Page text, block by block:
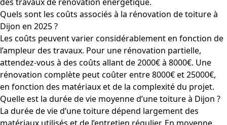
Quels sont les coûts associés à la rénovation de toiture à
Dijon en 2025 ?
Les coûts peuvent varier considérablement en fonction de
l’ampleur des travaux. Pour une rénovation partielle,
attendez-vous à des coûts allant de 2000€ à 8000€. Une
rénovation complète peut coûter entre 8000€ et 25000€,
en fonction des matériaux et de la complexité du projet.
Quelle est la durée de vie moyenne d’une toiture à Dijon ?
La durée de vie d’une toiture dépend largement des
matériaux utilisés et de l’entretien régulier. En moyenne,